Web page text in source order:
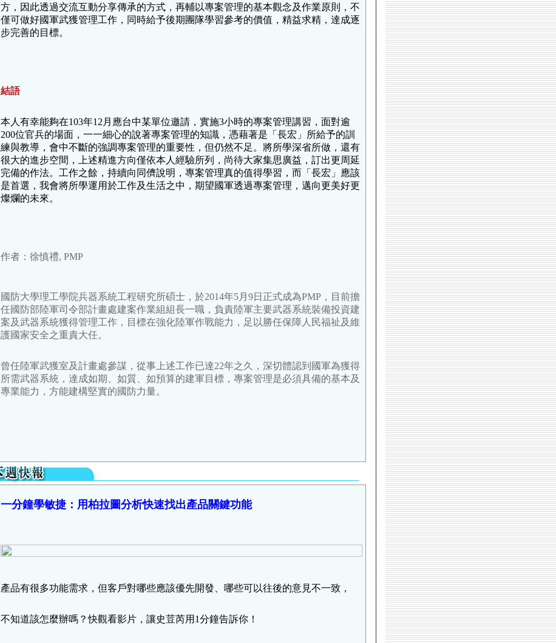
方，因此透過交流互動分享傳承的方式，再輔以專案管理的基本觀念及作業原則，不
僅可做好國軍武獲管理工作，同時給予後期團隊學習參考的價值，精益求精，達成逐
步完善的目標。
結語
本人有幸能夠在103年12月應台中某單位邀請，實施3小時的專案管理講習，面對逾
200位官兵的場面，一一細心的說著專案管理的知識，憑藉著是「長宏」所給予的訓
練與教導，會中不斷的強調專案管理的重要性，但仍然不足。將所學深省所做，還有
很大的進步空間，上述精進方向僅依本人經驗所列，尚待大家集思廣益，訂出更周延
完備的作法。工作之餘，持續向同儕說明，專案管理真的值得學習，而「長宏」應該
是首選，我會將所學運用於工作及生活之中，期望國軍透過專案管理，邁向更美好更
燦爛的未來。
作者：徐慎禮, PMP
國防大學理工學院兵器系統工程研究所碩士，於2014年5月9日正式成為PMP，目前擔
任國防部陸軍司令部計畫處建案作業組組長一職，負責陸軍主要武器系統裝備投資建
案及武器系統獲得管理工作，目標在強化陸軍作戰能力，足以勝任保障人民福祉及維
護國家安全之重責大任。
曾任陸軍武獲室及計畫處參謀，從事上述工作已達22年之久，深切體認到國軍為獲得
所需武器系統，達成如期、如質、如預算的建軍目標，專案管理是必須具備的基本及
專業能力，方能建構堅實的國防力量。
一分鐘學敏捷：用柏拉圖分析快速找出產品關鍵功能
產品有很多功能需求， 但客戶對哪些應該優先開發、哪些可以往後的意見不一致，
不知道該怎麼辦嗎？快觀看影片，讓史荳芮用1分鐘告訴你！